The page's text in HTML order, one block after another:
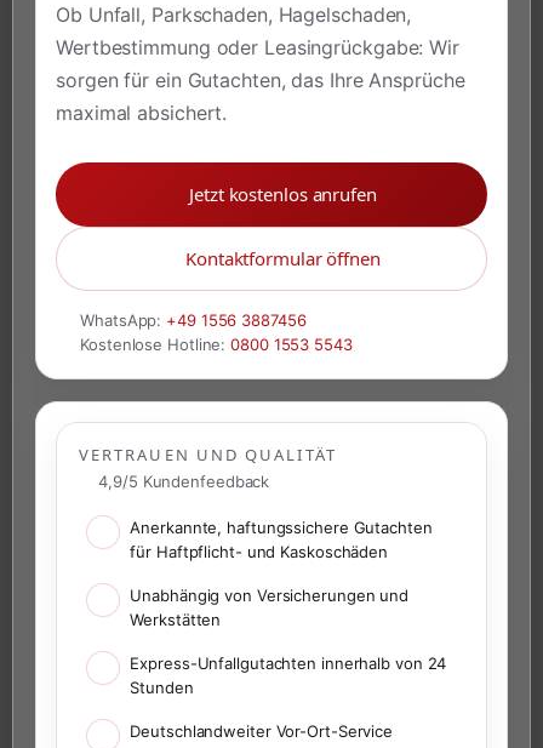
Ob Unfall, Parkschaden, Hagelschaden,
Wertbestimmung oder Leasingrückgabe: Wir
sorgen für ein Gutachten, das Ihre Ansprüche
maximal absichert.
Jetzt kostenlos anrufen
Kontaktformular öffnen
WhatsApp: +49 1556 3887456
Kostenlose Hotline:0800 1553 5543
VERTRAUEN UND QUALITÄT
4,9/5 Kundenfeedback
Anerkannte, haftungssichere Gutachten
für Haftpflicht- und Kaskoschäden
Unabhängig von Versicherungen und
Werkstätten
Express-Unfallgutachten innerhalb von 24
Stunden
Deutschlandweiter Vor-Ort-Service